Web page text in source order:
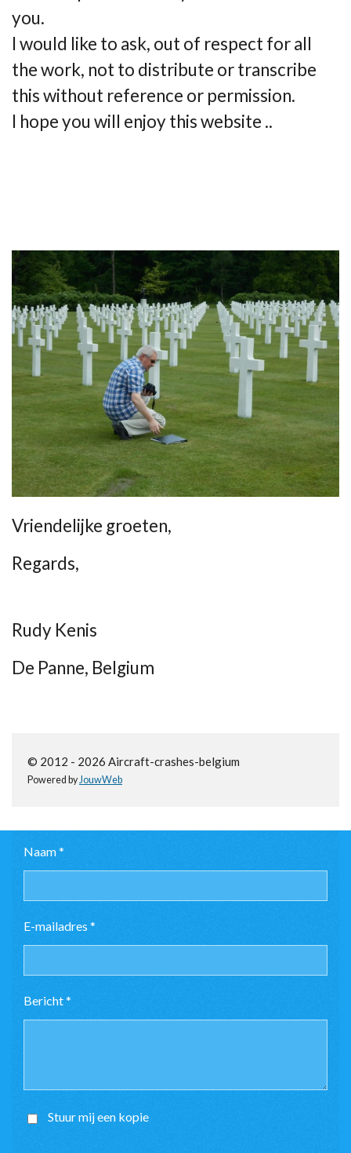
you.
I would like to ask, out of respect for all
the work, not to distribute or transcribe
this without reference or permission.
I hope you will enjoy this website ..
Vriendelijke groeten,
Regards,
Rudy Kenis
De Panne, Belgium
© 2012 - 2026 Aircraft-crashes-belgium
Powered by JouwWeb
Naam *
E-mailadres *
Bericht *
Stuur mij een kopie